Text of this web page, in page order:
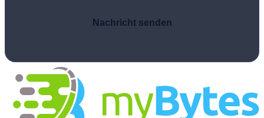
Nachricht senden